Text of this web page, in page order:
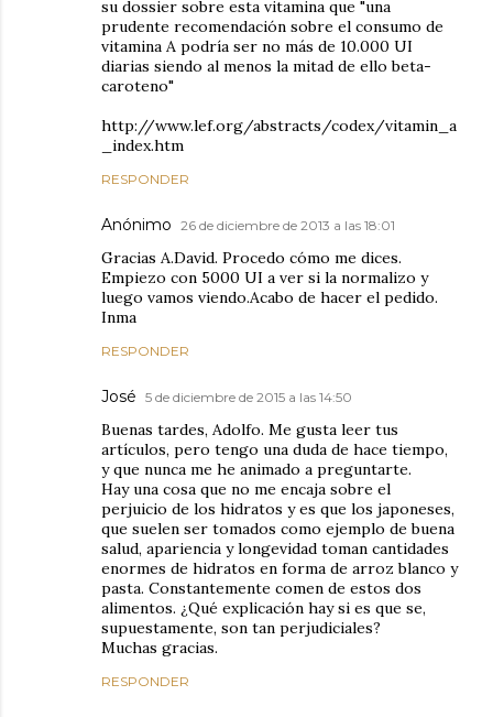
su dossier sobre esta vitamina que "una
prudente recomendación sobre el consumo de
vitamina A podría ser no más de 10.000 UI
diarias siendo al menos la mitad de ello beta-
caroteno"
http://www.lef.org/abstracts/codex/vitamin_a
_index.htm
RESPONDER
Anónimo 26 de diciembre de 2013 a las 18:01
Gracias A.David. Procedo cómo me dices.
Empiezo con 5000 UI a ver si la normalizo y
luego vamos viendo.Acabo de hacer el pedido.
Inma
RESPONDER
José 5 de diciembre de 2015 a las 14:50
Buenas tardes, Adolfo. Me gusta leer tus
artículos, pero tengo una duda de hace tiempo,
y que nunca me he animado a preguntarte.
Hay una cosa que no me encaja sobre el
perjuicio de los hidratos y es que los japoneses,
que suelen ser tomados como ejemplo de buena
salud, apariencia y longevidad toman cantidades
enormes de hidratos en forma de arroz blanco y
pasta. Constantemente comen de estos dos
alimentos. ¿Qué explicación hay si es que se,
supuestamente, son tan perjudiciales?
Muchas gracias.
RESPONDER